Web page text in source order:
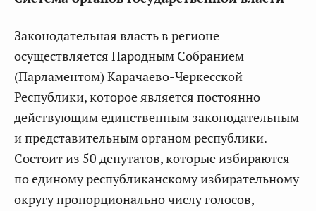
Законодательная власть в регионе
осуществляется Народным Собранием
(Парламентом) Карачаево-Черкесской
Республики, которое является постоянно
действующим единственным законодательным
и представительным органом республики.
Состоит из 50 депутатов, которые избираются
по единому республиканскому избирательному
округу пропорционально числу голосов,